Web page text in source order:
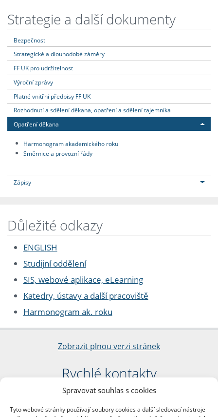
Spravovat souhlas s cookies
Tyto webové stránky používají soubory cookies a další sledovací nástroje
Strategie a další dokumenty
Bezpečnost
Strategické a dlouhodobé záměry
FF UK pro udržitelnost
Výroční zprávy
Platné vnitřní předpisy FF UK
Rozhodnutí a sdělení děkana, opatření a sdělení tajemníka
Opatření děkana
Harmonogram akademického roku
Směrnice a provozní řády
Zápisy
Důležité odkazy
ENGLISH
Studijní oddělení
SIS, webové aplikace, eLearning
Katedry, ústavy a další pracoviště
Harmonogram ak. roku
Zobrazit plnou verzi stránek
Rychlé kontakty
Filozofická fakulta
nám. Jana Palacha 1/2